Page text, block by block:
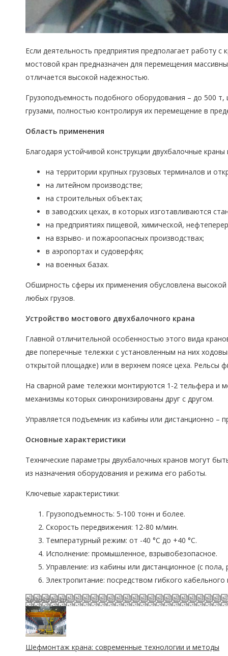
Если деятельность предприятия предполагает работу
мостовой кран предназначен для перемещения
отличается высокой надежностью.
Грузоподъемность подобного оборудования – до 500
грузами, полностью контролируя их перемещение в
Область применения
Благодаря устойчивой конструкции двухбалочные
на территории крупных грузовых терминалов и
на литейном производстве;
на строительных объектах;
в заводских цехах, в которых изготавливаются
на предприятиях пищевой, химической,
на взрыво- и пожароопасных производствах;
в аэропортах и судоверфях;
на военных базах.
Обширность сферы их применения обусловлена
любых грузов.
Устройство мостового двухбалочного крана
Главной отличительной особенностью этого вида
две поперечные тележки с установленным на них
открытой площадке) или в верхнем поясе цеха. Рельсы
На сварной раме тележки монтируются 1-2 тельфера и
механизмы которых синхронизированы друг с другом.
Управляется подъемник из кабины или дистанционно –
Основные характеристики
Технические параметры двухбалочных кранов могут
из назначения оборудования и режима его работы.
Ключевые характеристики:
Грузоподъемность: 5-100 тонн и более.
Скорость передвижения: 12-80 м/мин.
Температурный режим: от -40 °С до +40 °С.
Исполнение: промышленное, взрывобезопасное.
Управление: из кабины или дистанционное (с пола,
Электропитание: посредством гибкого
Related posts
Шефмонтаж крана: современные технологии и методы